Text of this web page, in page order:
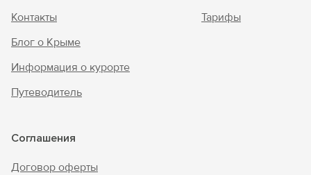
Контакты
Блог о Крыме
Информация о курорте
Путеводитель
Тарифы
Соглашения
Договор оферты